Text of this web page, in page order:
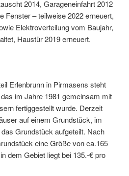
2014, Garageneinfahrt 2012
Fenster – teilweise 2022 erneuert,
Elektroverteilung vom Baujahr,
Haustür 2019 erneuert.
Erlenbrunn in Pirmasens steht
im Jahre 1981 gemeinsam mit
fertiggestellt wurde. Derzeit
auf einem Grundstück, im
Grundstück aufgeteilt. Nach
eine Größe von ca.165
dem Gebiet liegt bei 135.-€ pro